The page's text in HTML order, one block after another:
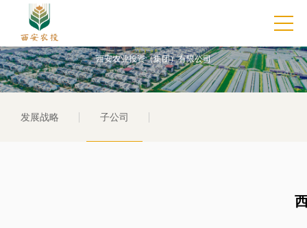
西安农业投资（集团）有限公司
发展战略 子公司